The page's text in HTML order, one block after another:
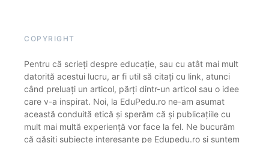
COPYRIGHT
Pentru că scrieți despre educație, sau cu atât mai mult
datorită acestui lucru, ar fi util să citați cu link, atunci
când preluați un articol, părți dintr-un articol sau o idee
care v-a inspirat. Noi, la EduPedu.ro ne-am asumat
această conduită etică și sperăm că și publicațiile cu
mult mai multă experiență vor face la fel. Ne bucurăm
că găsiți subiecte interesante pe Edupedu.ro și suntem